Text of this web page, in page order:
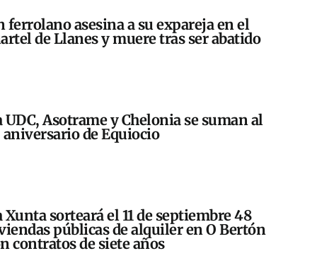
ferrolano asesina a su expareja en el
de Llanes y muere tras ser abatido
UDC, Asotrame y Chelonia se suman al
aniversario de Equiocio
Xunta sorteará el 11 de septiembre 48
públicas de alquiler en O Bertón
contratos de siete años